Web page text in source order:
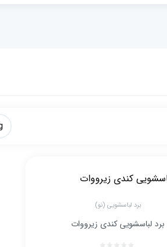
برد لباسشویی (نو)
برد لباسشویی کندی زیرووات